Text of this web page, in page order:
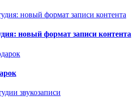
новый формат записи контента